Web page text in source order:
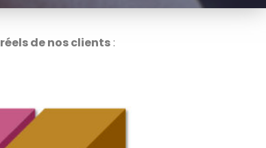
réels de nos clients: